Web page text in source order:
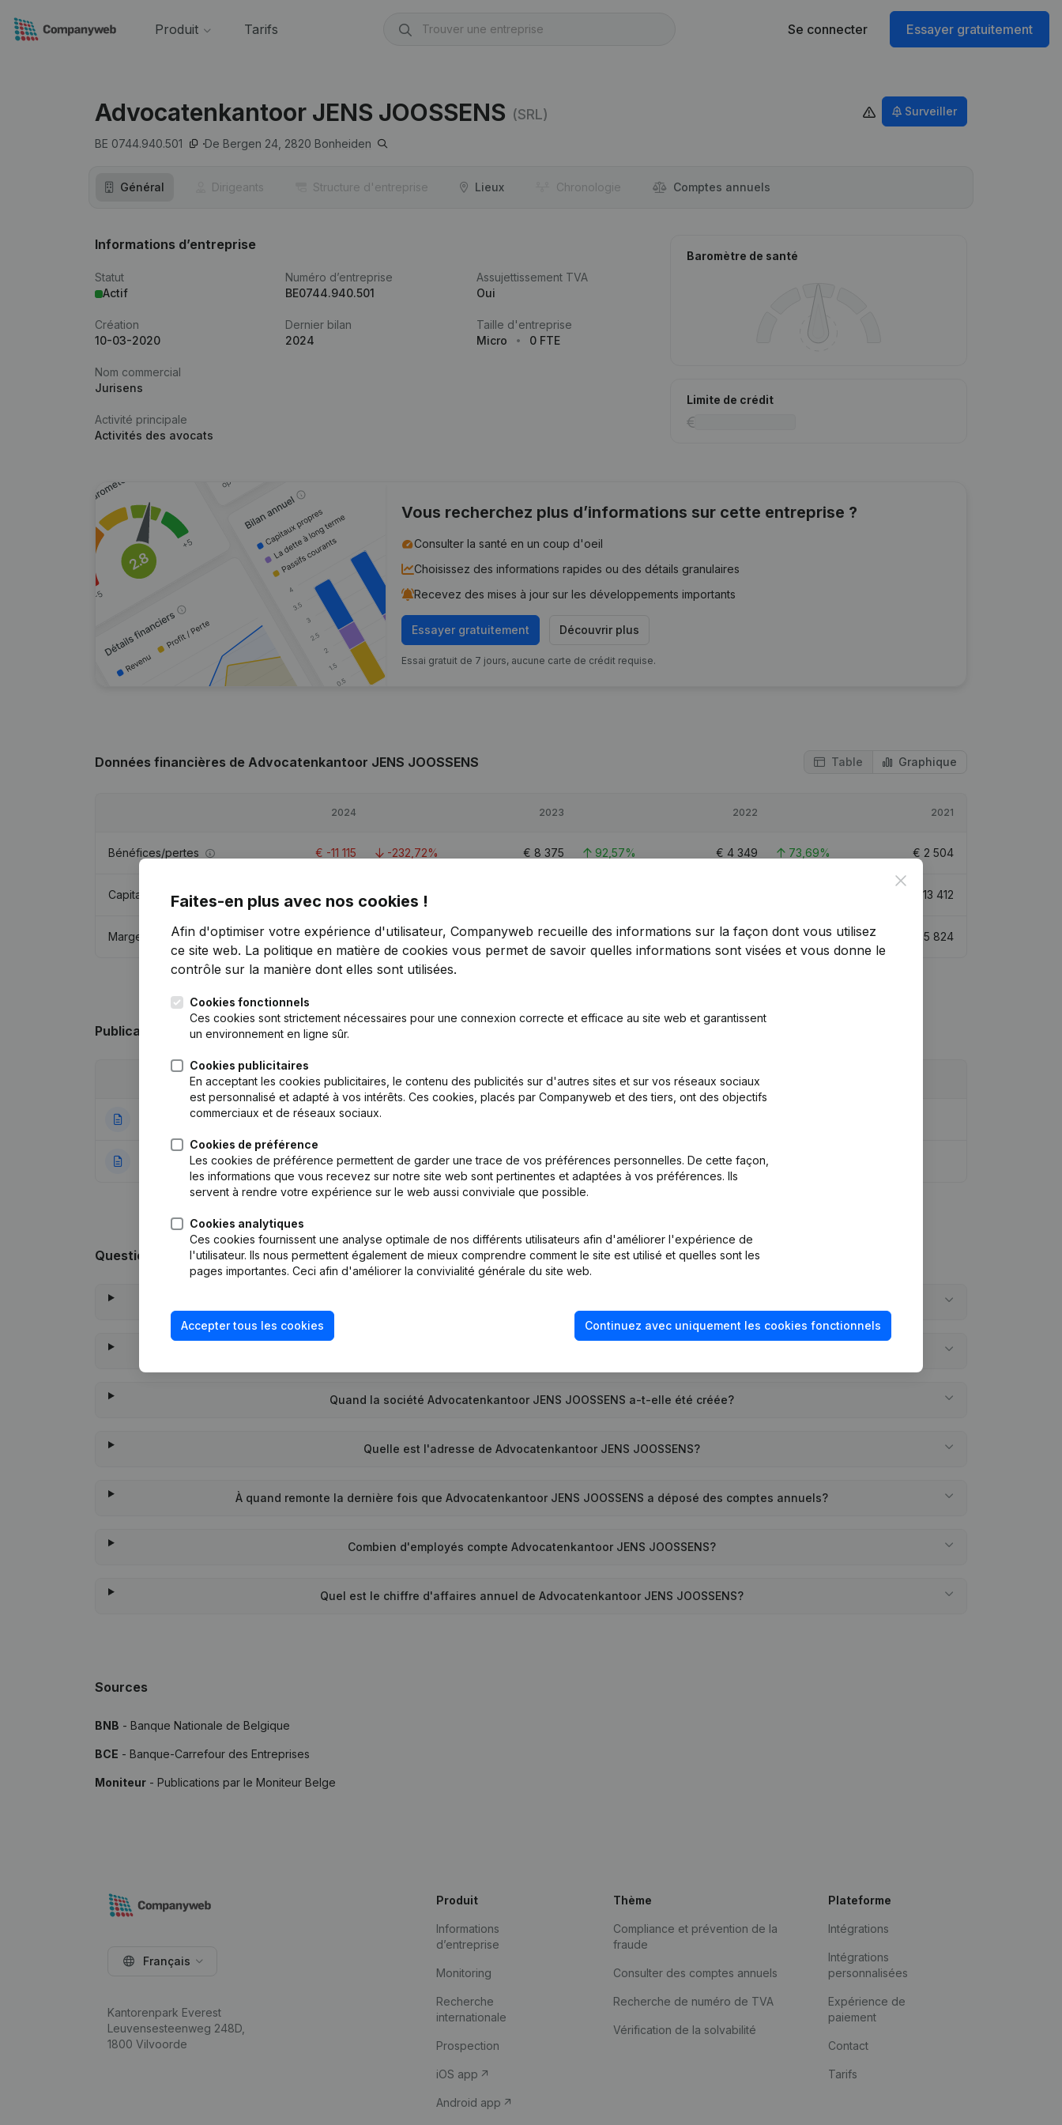
Produit Tarifs Se connecter Essayer gratuitement
Advocatenkantoor JENS JOOSSENS (SRL)
BE 0744.940.501 De Bergen 24, 2820 Bonheiden
Surveiller
Général Dirigeants Structure d'entreprise Lieux Chronologie Comptes annuels
Informations d’entreprise
Statut
Actif
Numéro d’entreprise
BE0744.940.501
Assujettissement TVA
Oui
Création
10-03-2020
Dernier bilan
2024
Taille d'entreprise
Micro
0 FTE
Nom commercial
Jurisens
Activité principale
Activités des avocats
Baromètre de santé
Limite de crédit
Vous recherchez plus d’informations sur cette entreprise ?
Consulter la santé en un coup d'oeil
Choisissez des informations rapides ou des détails granulaires
Recevez des mises à jour sur les développements importants
Essayer gratuitement Découvrir plus
Essai gratuit de 7 jours, aucune carte de crédit requise.
Données financières de Advocatenkantoor JENS JOOSSENS Table Graphique
2024 2023 2022 2021
Bénéfices/pertes € -11 115 -232,72% € 8 375 92,57% € 4 349 73,69% € 2 504
Capitaux propres -42,53% 13 412
Marge brute €22 963 -48,49% €44 580 17,69% € 37 880 5,74% 35 824
Publications de Advocatenkantoor JENS JOOSSENS
Publication
19-06-2020 Statuts (Traduction, Coordination, Autres Modifications, …)
12-03-2020 Rubrique Constitution (Nouvelle Personne Morale, Ouverture Succursale, etc...)(NL)
Questions fréquemment posées
Quand la société Advocatenkantoor JENS JOOSSENS a-t-elle été créée?
Quelle est l'adresse de Advocatenkantoor JENS JOOSSENS?
À quand remonte la dernière fois que Advocatenkantoor JENS JOOSSENS a déposé des comptes annuels?
Combien d'employés compte Advocatenkantoor JENS JOOSSENS?
Quel est le chiffre d'affaires annuel de Advocatenkantoor JENS JOOSSENS?
Sources
BNB - Banque Nationale de Belgique
BCE - Banque-Carrefour des Entreprises
Moniteur - Publications par le Moniteur Belge
Close
Faites-en plus avec nos cookies !
Afin d'optimiser votre expérience d'utilisateur, Companyweb recueille des informations sur la façon dont vous utilisez
ce site web. La politique en matière de cookies vous permet de savoir quelles informations sont visées et vous donne le
contrôle sur la manière dont elles sont utilisées.
Cookies fonctionnels
Ces cookies sont strictement nécessaires pour une connexion correcte et efficace au site web et garantissent
un environnement en ligne sûr.
Cookies publicitaires
En acceptant les cookies publicitaires, le contenu des publicités sur d'autres sites et sur vos réseaux sociaux
est personnalisé et adapté à vos intérêts. Ces cookies, placés par Companyweb et des tiers, ont des objectifs
commerciaux et de réseaux sociaux.
Cookies de préférence
Les cookies de préférence permettent de garder une trace de vos préférences personnelles. De cette façon,
les informations que vous recevez sur notre site web sont pertinentes et adaptées à vos préférences. Ils
servent à rendre votre expérience sur le web aussi conviviale que possible.
Cookies analytiques
Ces cookies fournissent une analyse optimale de nos différents utilisateurs afin d'améliorer l'expérience de
l'utilisateur. Ils nous permettent également de mieux comprendre comment le site est utilisé et quelles sont les
pages importantes. Ceci afin d'améliorer la convivialité générale du site web.
Accepter tous les cookies Continuez avec uniquement les cookies fonctionnels
Français
Kantorenpark Everest
Leuvensesteenweg 248D,
1800 Vilvoorde
Produit
Informations
d’entreprise
Monitoring
Recherche
internationale
Prospection
iOS app
Android app
Thème
Compliance et prévention de la
fraude
Consulter des comptes annuels
Recherche de numéro de TVA
Vérification de la solvabilité
Plateforme
Intégrations
Intégrations
personnalisées
Expérience de
paiement
Contact
Tarifs